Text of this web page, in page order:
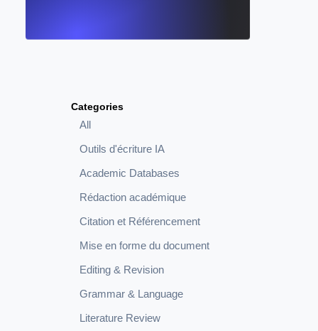
Categories
All
Outils d'écriture IA
Academic Databases
Rédaction académique
Citation et Référencement
Mise en forme du document
Editing & Revision
Grammar & Language
Literature Review